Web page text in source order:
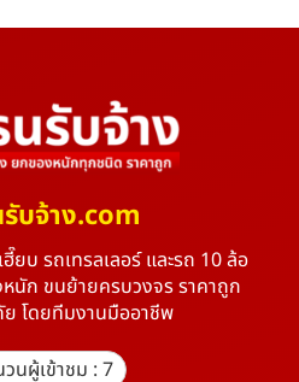
บจ้าง.com
ฮี๊ยบ รถเทรลเลอร์ และรถ 10 ล้อ
นัก ขนย้ายครบวงจร ราคาถูก
ย โดยทีมงานมืออาชีพ
นผู้เข้าชม : 7